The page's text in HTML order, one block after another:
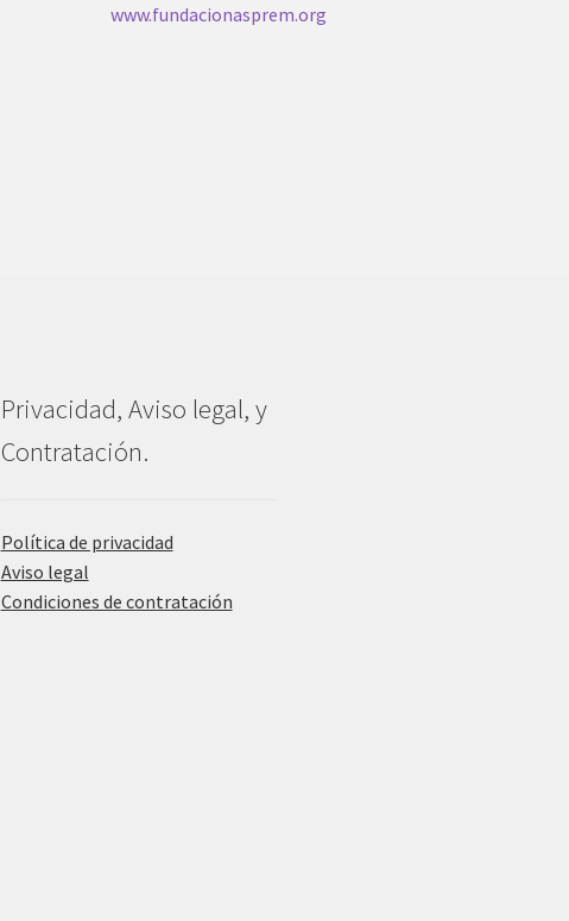
www.fundacionasprem.org
Privacidad, Aviso legal, y
Contratación.
Política de privacidad
Aviso legal
Condiciones de contratación